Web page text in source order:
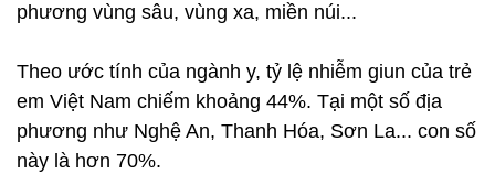
phương vùng sâu, vùng xa, miền núi...
Theo ước tính của ngành y, tỷ lệ nhiễm giun của trẻ
em Việt Nam chiếm khoảng 44%. Tại một số địa
phương như Nghệ An, Thanh Hóa, Sơn La... con số
này là hơn 70%.